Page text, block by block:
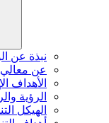
نبذة عن
عن معالي
الأهداف
الرؤية
الهيكل